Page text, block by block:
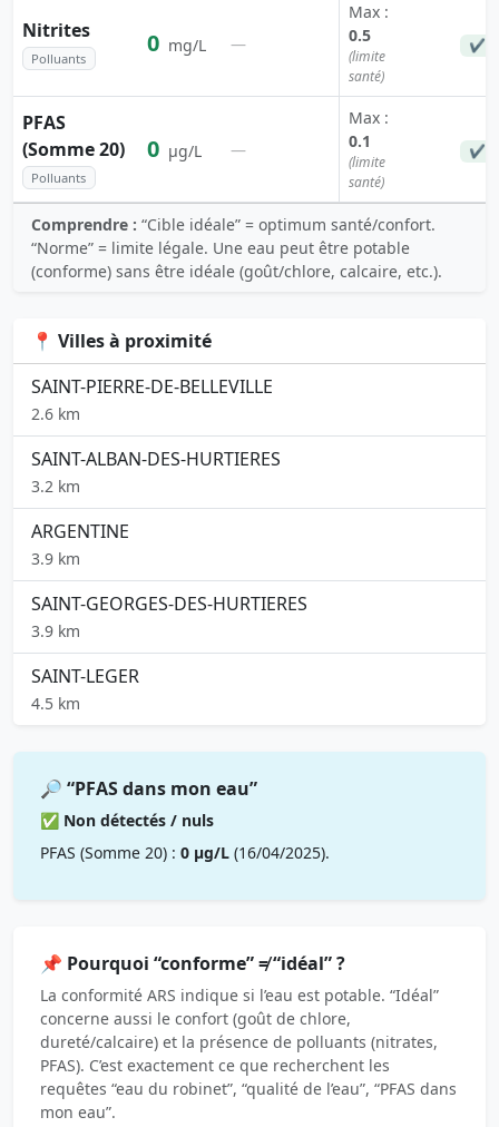
Nitrites
Polluants
0 mg/L —
Max :
0.5
(limite
santé)
✔
PFAS
(Somme 20)
Polluants
0 µg/L —
Max :
0.1
(limite
santé)
✔
Comprendre : “Cible idéale” = optimum santé/confort.
“Norme” = limite légale. Une eau peut être potable
(conforme) sans être idéale (goût/chlore, calcaire, etc.).
📍 Villes à proximité
SAINT-PIERRE-DE-BELLEVILLE
2.6 km
SAINT-ALBAN-DES-HURTIERES
3.2 km
ARGENTINE
3.9 km
SAINT-GEORGES-DES-HURTIERES
3.9 km
SAINT-LEGER
4.5 km
🔎 “PFAS dans mon eau”
✅ Non détectés / nuls
PFAS (Somme 20) : 0 µg/L (16/04/2025).
📌 Pourquoi “conforme” ≠ “idéal” ?
La conformité ARS indique si l’eau est potable. “Idéal”
concerne aussi le confort (goût de chlore,
dureté/calcaire) et la présence de polluants (nitrates,
PFAS). C’est exactement ce que recherchent les
requêtes “eau du robinet”, “qualité de l’eau”, “PFAS dans
mon eau”.